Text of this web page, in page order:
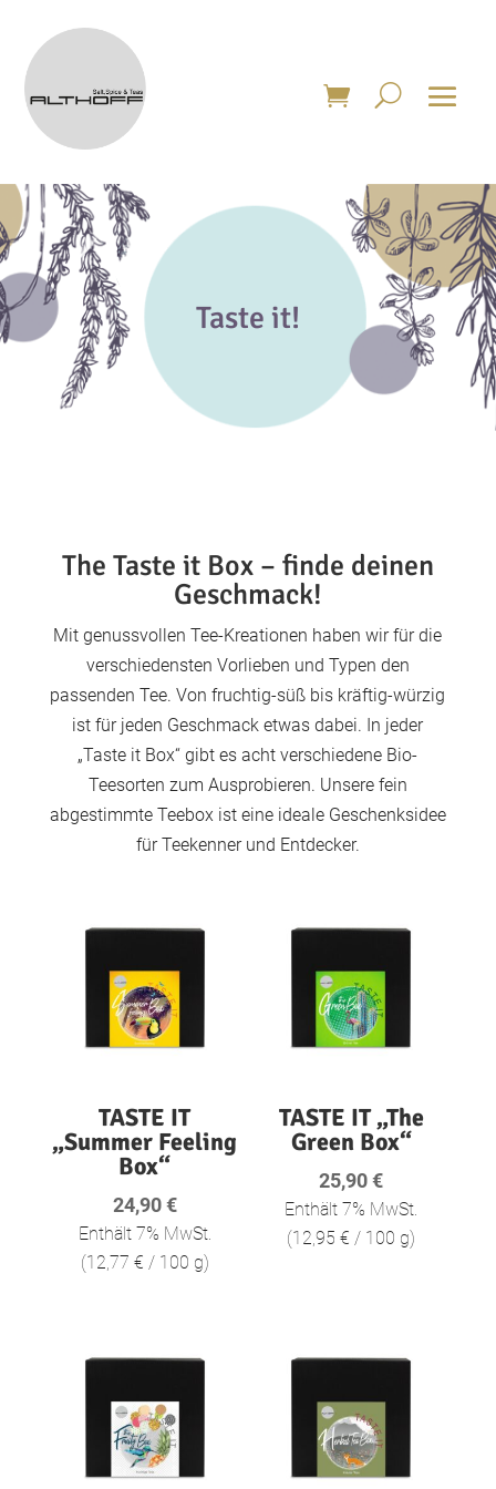
Taste it!
The Taste it Box – finde deinen
Geschmack!
Mit genussvollen Tee-Kreationen haben wir für die
verschiedensten Vorlieben und Typen den
passenden Tee. Von fruchtig-süß bis kräftig-würzig
ist für jeden Geschmack etwas dabei. In jeder
„Taste it Box“ gibt es acht verschiedene Bio-
Teesorten zum Ausprobieren. Unsere fein
abgestimmte Teebox ist eine ideale Geschenksidee
für Teekenner und Entdecker.
TASTE IT
„Summer Feeling
Box“
24,90€
Enthält 7% MwSt.
(12,77 € / 100 g)
TASTE IT „The
Green Box“
25,90€
Enthält 7% MwSt.
(12,95€ / 100 g)